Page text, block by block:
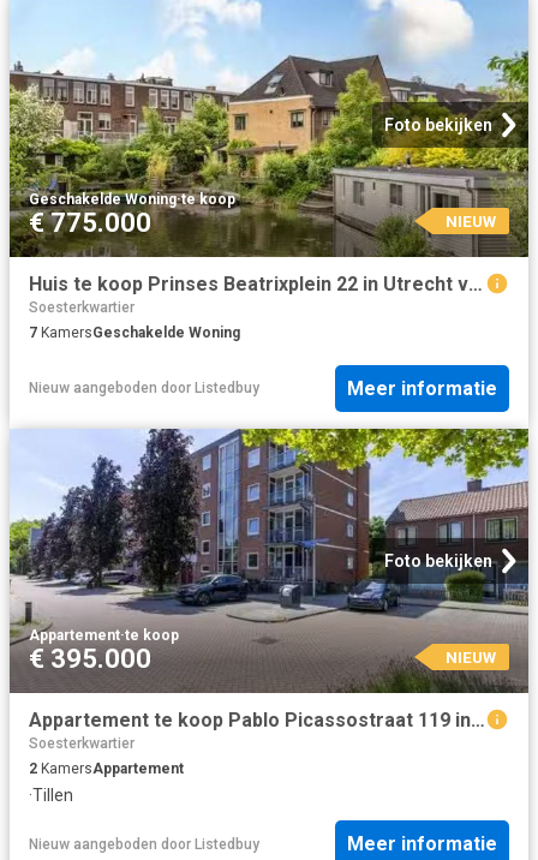
Foto bekijken
Geschakelde Woning·te koop
€ 775.000 NIEUW
Huis te koop Prinses Beatrixplein 22 in Utrecht voor € 775.000
Soesterkwartier
7 KamersGeschakelde Woning
Nieuw aangeboden door Listedbuy Meer informatie
Foto bekijken
Appartement·te koop
€ 395.000 NIEUW
Appartement te koop Pablo Picassostraat 119 in Utrecht voor €.
Soesterkwartier
2 KamersAppartement
·Tillen
Nieuw aangeboden door Listedbuy Meer informatie